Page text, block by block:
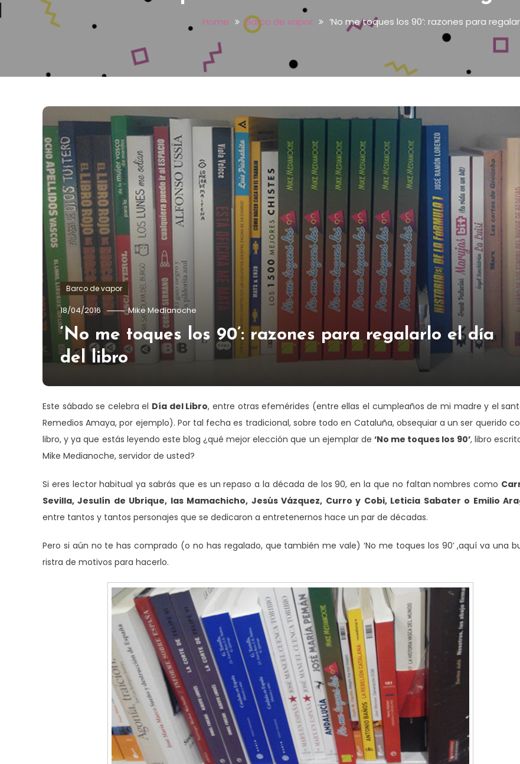
Home Barco de vapor ‘No me toques los 90’: razones para
Barco de vapor
18/04/2016 Mike Medianoche
‘No me toques los 90’: razones para regalarlo el día
del libro
Este sábado se celebra el Día del Libro, entre otras efemérides (entre ellas el cumpleaños de mi madre y el
Remedios Amaya, por ejemplo). Por tal fecha es tradicional, sobre todo en Cataluña, obsequiar a un ser querido
libro, y ya que estás leyendo este blog ¿qué mejor elección que un ejemplar de‘No me toques los 90’, libro
Mike Medianoche, servidor de usted?
Si eres lector habitual ya sabrás que es un repaso a la década de los 90, en la que no faltan nombres como
Sevilla, Jesulín de Ubrique, las Mamachicho, Jesús Vázquez, Curro y Cobi, Leticia Sabater o Emilio
entre tantos y tantos personajes que se dedicaron a entretenernos hace un par de décadas.
Pero si aún no te has comprado (o no has regalado, que también me vale) ‘No me toques los 90’ ,aquí va una
ristra de motivos para hacerlo.